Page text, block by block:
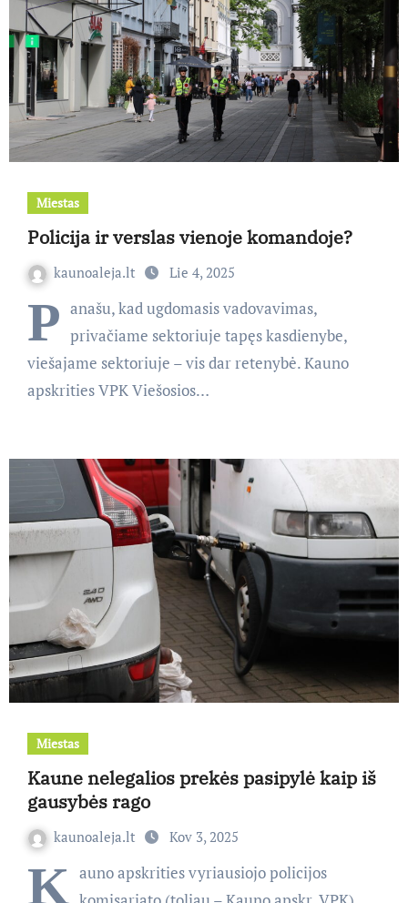
Miestas
Policija ir verslas vienoje komandoje?
kaunoaleja.lt Lie 4, 2025
P anašu, kad ugdomasis vadovavimas,
privačiame sektoriuje tapęs kasdienybe,
viešajame sektoriuje – vis dar retenybė. Kauno
apskrities VPK Viešosios…
Miestas
Kaune nelegalios prekės pasipylė kaip iš
gausybės rago
kaunoaleja.lt Kov 3, 2025
K auno apskrities vyriausiojo policijos